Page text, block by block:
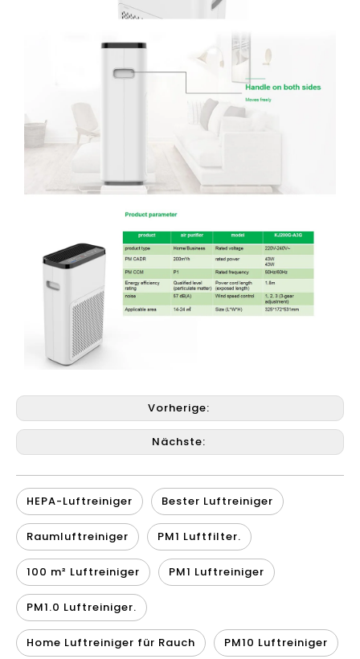
Vorherige:
Nächste:
HEPA-Luftreiniger Bester Luftreiniger
Raumluftreiniger PM1 Luftfilter.
100 m² Luftreiniger PM1 Luftreiniger
PM1.0 Luftreiniger.
Home Luftreiniger für Rauch PM10 Luftreiniger